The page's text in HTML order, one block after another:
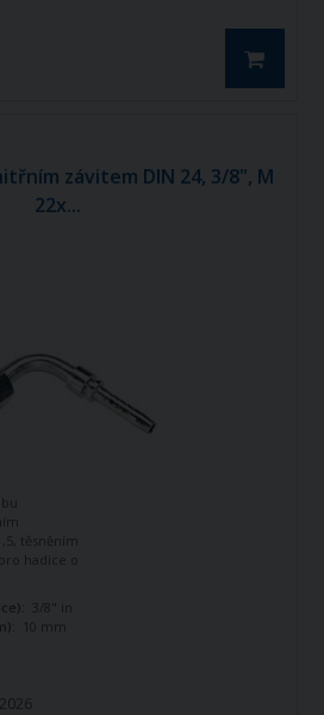
závitem DIN 24, 3/8", M
22x...
těsněním
hadice o
3/8" in
10 mm